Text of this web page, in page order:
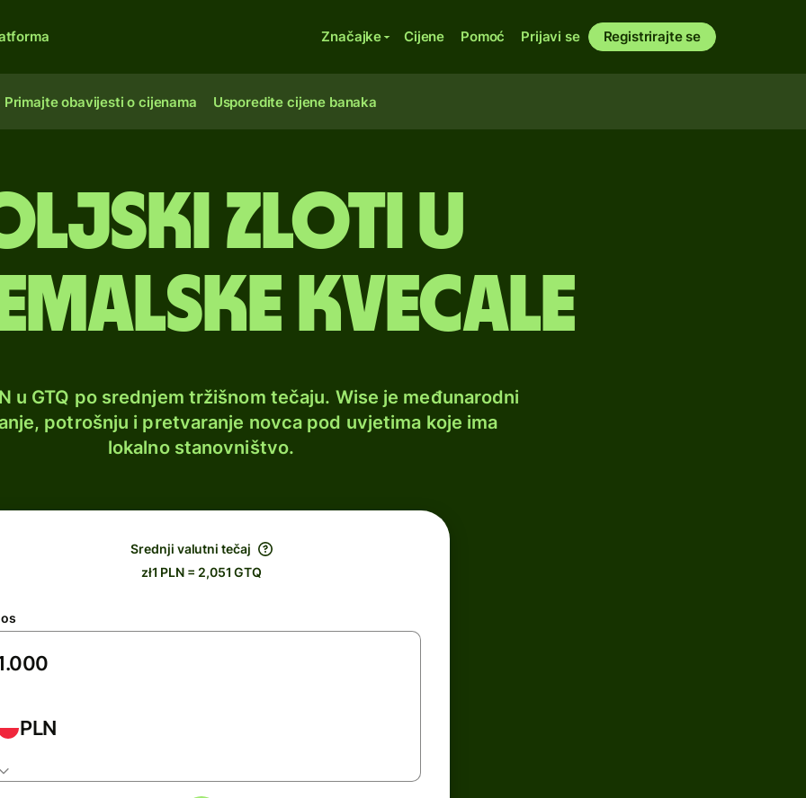
Značajke Cijene Pomoć Prijavi se Registrirajte se
Primajte obavijesti o cijenama Usporedite cijene banaka
zloti u
kvecale
u GTQ po srednjem tržišnom tečaju. Wise je međunarodni
potrošnju i pretvaranje novca pod uvjetima koje ima
lokalno stanovništvo.
Srednji valutni tečaj
zł1 PLN = 2,051 GTQ
PLN